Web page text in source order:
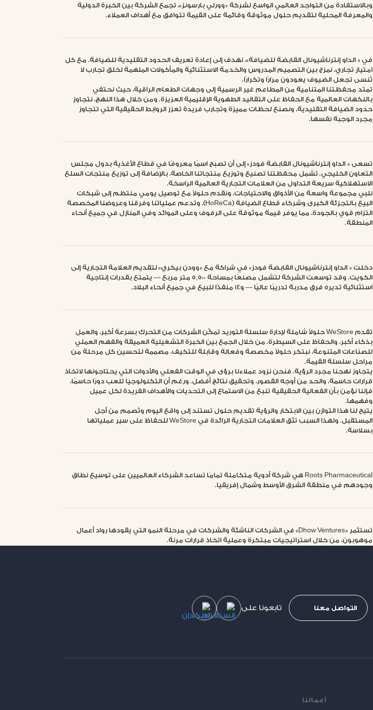
وبالاستفادة من التواجد العالمي الواسع لشركة «وورلي بارسونز»، تجمع الشركة بين الخبرة الدولية
والمعرفة المحلية لتقديم حلول موثوقة وقائمة على القيمة تتوافق مع أهداف العملاء.
في « الداو إنترناشيونال القابضة للضيافة»، نهدف إلى إعادة تعريف الحدود التقليدية للضيافة. مع كل
امتياز تجاري، نمزج بين التصميم المدروس والخدمة الاستثنائية والمأكولات الملهمة لخلق تجارب لا
تُنسى تجعل الضيوف يعودون مرارًا وتكرارًا.
تمتد محفظتنا المتنامية من المطاعم غير الرسمية إلى وجهات الطعام الراقية، حيث نحتفي
بالنكهات العالمية مع الحفاظ على التقاليد الطهوية الإقليمية العزيزة. ومن خلال هذا النهج، نتجاوز
حدود الضيافة التقليدية، ونصنع لحظات مميزة وتجارب فريدة تعزز الروابط الحقيقية التي تتجاوز
مجرد الوجبة نفسها.
تسعى « الداو إنترناشيونال القابضة فودز» إلى أن تصبح اسمًا معروفًا في قطاع الأغذية بدول مجلس
التعاون الخليجي. تشمل محفظتنا تصنيع وتوزيع منتجاتنا الخاصة، بالإضافة إلى توزيع منتجات السلع
الاستهلاكية سريعة التداول من العلامات التجارية العالمية الراسخة.
نلبي مجموعة واسعة من الأذواق والاحتياجات، ونقدم حلولاً مع توصيل يومي منتظم إلى شبكات
البيع بالتجزئة الكبرى وشركاء قطاع الضيافة (HoReCa). وتدعم عملياتنا وفرقنا وعروضنا المخصصة
التزام قوي بالجودة، مما يوفر قيمة موثوقة على الرفوف وعلى الموائد وفي المنازل في جميع أنحاء
المنطقة.
دخلت « الداو إنترناشيونال القابضة فودز» في شراكة مع «وودن بيكري» لتقديم العلامة التجارية إلى
الكويت. وقد توسعت الشركة لتشمل مصنعًا بمساحة 5,500 متر مربع — يتمتع بقدرات إنتاجية
استثنائية تديره فرق مدربة تدريبًا عاليًا — و14 منفذًا للبيع في جميع أنحاء البلاد.
تقدم WeStore حلولاً شاملة لإدارة سلسلة التوريد تمكّن الشركات من التحرك بسرعة أكبر، والعمل
بذكاء أكبر، والحفاظ على السيطرة. من خلال الجمع بين الخبرة التشغيلية العميقة والفهم العملي
للصناعات المتنوعة، نبتكر حلولاً مخصصة وفعالة وقابلة للتكيف، مصممة لتحسين كل مرحلة من
مراحل سلسلة القيمة.
يتجاوز نهجنا مجرد الرؤية. فنحن نزود عملاءنا برؤى في الوقت الفعلي والأدوات التي يحتاجونها لاتخاذ
قرارات حاسمة، والحد من أوجه القصور، وتحقيق نتائج أفضل. ورغم أن التكنولوجيا تلعب دورًا حاسمًا،
فإننا نؤمن بأن الفعالية الحقيقية تنبع من الاستماع إلى التحديات والأهداف الفريدة لكل عميل
وفهمها.
يتيح لنا هذا التوازن بين الابتكار والرؤية تقديم حلول تستند إلى واقع اليوم وتُصمم من أجل
المستقبل. ولهذا السبب تثق العلامات التجارية الرائدة في WeStore للحفاظ على سير عملياتها
بسلاسة.
Roots Pharmaceutical هي شركة أدوية متكاملة تمامًا تساعد الشركاء العالميين على توسيع نطاق
وجودهم في منطقة الشرق الأوسط وشمال إفريقيا.
تستثمر «Dhow Ventures» في الشركات الناشئة والشركات في مرحلة النمو التي يقودها رواد أعمال
موهوبون، من خلال استراتيجيات مبتكرة وعملية اتخاذ قرارات مرنة.
التواصل معنا تابعونا على
أعمالنا